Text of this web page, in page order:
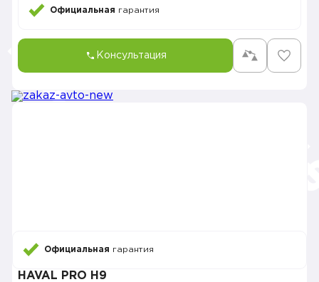
Официальная гарантия
Консультация
Официальная гарантия
HAVAL PRO H9